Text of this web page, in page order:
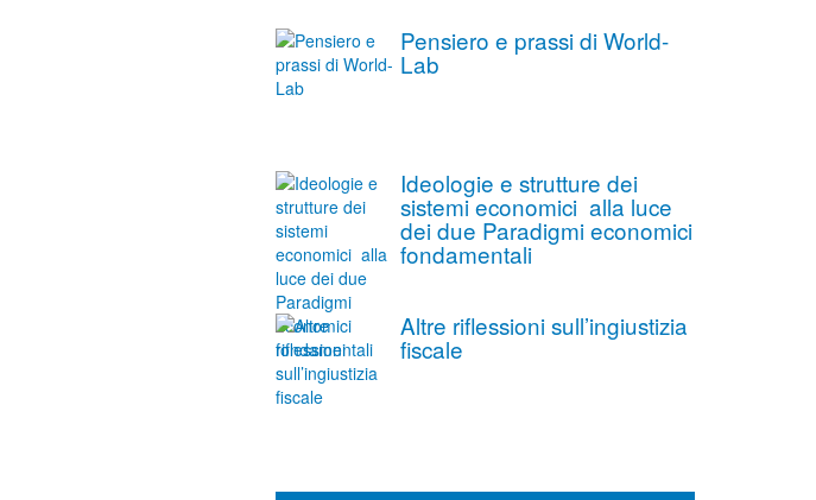
Pensiero e prassi di World-
Lab
Ideologie e strutture dei
sistemi economici alla luce
dei due Paradigmi economici
fondamentali
Altre riflessioni sull’ingiustizia
fiscale